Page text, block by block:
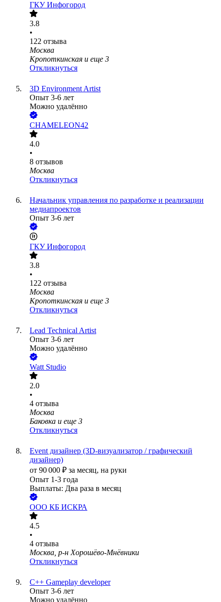
ГКУ Инфогород
3.8
•
122 отзыва
Москва
Кропоткинская и еще 3
Откликнуться
3D Environment Artist
Опыт 3-6 лет
Можно удалённо
CHAMELEON42
4.0
•
8 отзывов
Москва
Откликнуться
Начальник управления по разработке и реализации
медиапроектов
Опыт 3-6 лет
ГКУ Инфогород
3.8
•
122 отзыва
Москва
Кропоткинская и еще 3
Откликнуться
Lead Technical Artist
Опыт 3-6 лет
Можно удалённо
Watt Studio
2.0
•
4 отзыва
Москва
Баковка и еще 3
Откликнуться
Event дизайнер (3D-визуализатор / графический
дизайнер)
от 90 000 ₽ за месяц, на руки
Опыт 1-3 года
Выплаты: Два раза в месяц
ООО КБ ИСКРА
4.5
•
4 отзыва
Москва, р-н Хорошёво-Мнёвники
Откликнуться
С++ Gameplay developer
Опыт 3-6 лет
Можно удалённо